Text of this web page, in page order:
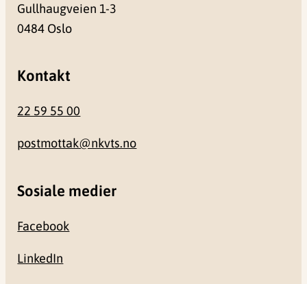
Gullhaugveien 1-3
0484 Oslo
Kontakt
22 59 55 00
postmottak@nkvts.no
Sosiale medier
Facebook
LinkedIn